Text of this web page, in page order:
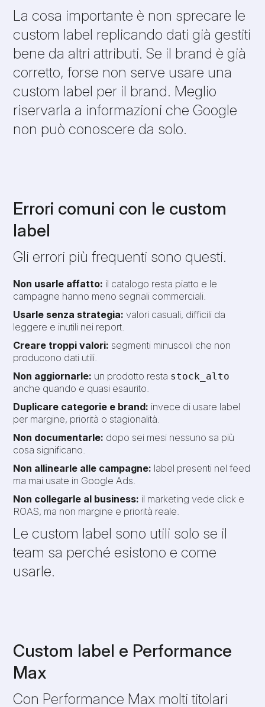
La cosa importante è non sprecare le
custom label replicando dati già gestiti
bene da altri attributi. Se il brand è già
corretto, forse non serve usare una
custom label per il brand. Meglio
riservarla a informazioni che Google
non può conoscere da solo.
Errori comuni con le custom
label
Gli errori più frequenti sono questi.
Non usarle affatto: il catalogo resta piatto e le
campagne hanno meno segnali commerciali.
Usarle senza strategia: valori casuali, difficili da
leggere e inutili nei report.
Creare troppi valori: segmenti minuscoli che non
producono dati utili.
Non aggiornarle: un prodotto resta stock_alto
anche quando e quasi esaurito.
Duplicare categorie e brand: invece di usare label
per margine, priorità o stagionalità.
Non documentarle: dopo sei mesi nessuno sa più
cosa significano.
Non allinearle alle campagne: label presenti nel feed
ma mai usate in Google Ads.
Non collegarle al business: il marketing vede click e
ROAS, ma non margine e priorità reale.
Le custom label sono utili solo se il
team sa perché esistono e come
usarle.
Custom label e Performance
Max
Con Performance Max molti titolari